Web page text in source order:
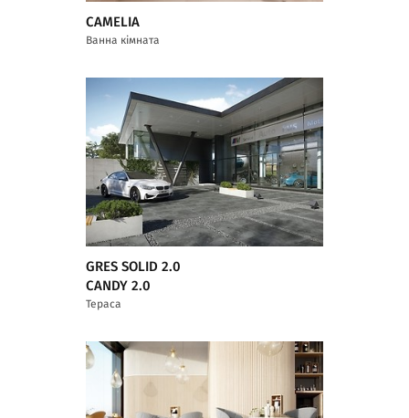
CAMELIA
Ванна кімната
GRES SOLID 2.0
CANDY 2.0
Тераса